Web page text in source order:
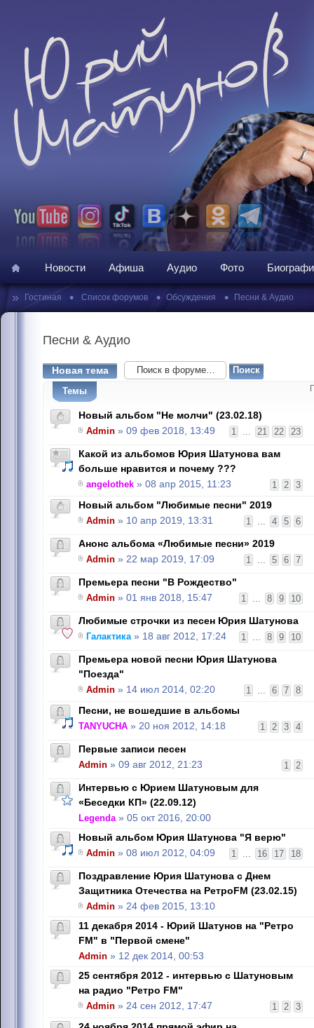
Новости Афиша Аудио Фото
» Гостиная • Список форумов • Обсуждения • Песни & Аудио
Песни & Аудио
Новая тема
Темы
Новый альбом "Не молчи" (23.02.18)
1 ... 21 22 23
Admin » 09 фев 2018, 13:49
Какой из альбомов Юрия Шатунова вам
больше нравится и почему ???
1 2 3
angelothek » 08 апр 2015, 11:23
Новый альбом "Любимые песни" 2019
1 ... 4 5 6
Admin » 10 апр 2019, 13:31
Анонс альбома «Любимые песни» 2019
1 ... 5 6 7
Admin » 22 мар 2019, 17:09
Премьера песни "В Рождество"
1 ... 8 9 10
Admin » 01 янв 2018, 15:47
Любимые строчки из песен Юрия Шатунова
1 ... 8 9 10
Галактика» 18 авг 2012, 17:24
Премьера новой песни Юрия Шатунова
"Поезда"
1 ... 6 7 8
Admin » 14 июл 2014, 02:20
Песни, не вошедшие в альбомы
1 2 3 4
TANYUCHA » 20 ноя 2012, 14:18
Первые записи песен
1 2
Admin » 09 авг 2012, 21:23
Интервью с Юрием Шатуновым для
«Беседки КП» (22.09.12)
Legenda» 05 окт 2016, 20:00
Новый альбом Юрия Шатунова "Я верю"
1 ... 16 17 18
Admin » 08 июл 2012, 04:09
Поздравление Юрия Шатунова с Днем
Защитника Отечества на РетроFM (23.02.15)
Admin » 24 фев 2015, 13:10
11 декабря 2014 - Юрий Шатунов на "Ретро
FM" в "Первой смене"
Admin » 12 дек 2014, 00:53
25 сентября 2012 - интервью с Шатуновым
на радио "Ретро FM"
1 2 3
Admin » 24 сен 2012, 17:47